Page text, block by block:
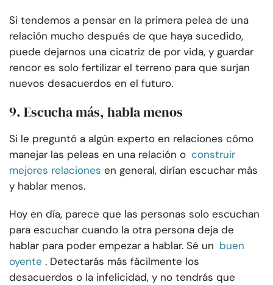
Si tendemos a pensar en la primera pelea de una
relación mucho después de que haya sucedido,
puede dejarnos una cicatriz de por vida, y guardar
rencor es solo fertilizar el terreno para que surjan
nuevos desacuerdos en el futuro.
9. Escucha más, habla menos
Si le preguntó a algún experto en relaciones cómo
manejar las peleas en una relación o construir
mejores relaciones en general, dirían escuchar más
y hablar menos.
Hoy en día, parece que las personas solo escuchan
para escuchar cuando la otra persona deja de
hablar para poder empezar a hablar. Sé un buen
oyente . Detectarás más fácilmente los
desacuerdos o la infelicidad, y no tendrás que